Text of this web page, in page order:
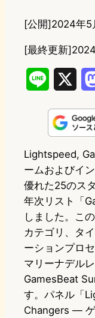
[公開]2024年5
[最終更新]
n
Lightspeed,
ームおよびイ
優れた25のス
年次リスト「
しました。こ
カテゴリ、タ
ーションプロ
マリーナデル
GamesBeat
す。パネル「
Changers — ゲ